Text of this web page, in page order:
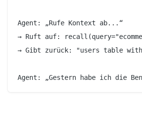
Agent: „Rufe Kontext ab...“
→ Ruft auf:
→ Gibt zurück: "users table